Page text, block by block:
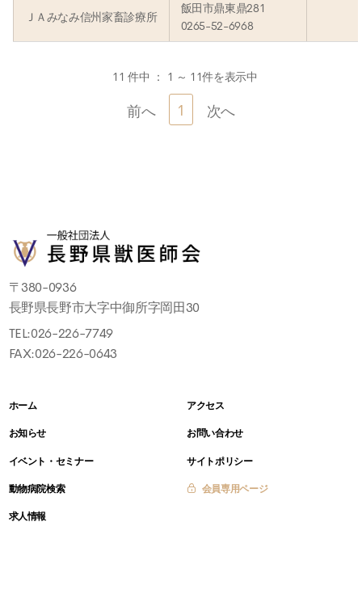
ＪＡみなみ信州家畜診療所
飯田市鼎東鼎281
0265-52-6968
11 件中 ： 1 ～ 11件を表示中
前へ 1 次へ
〒380-0936
長野県長野市大字中御所字岡田30
TEL:026-226-7749
FAX:026-226-0643
ホーム
お知らせ
イベント・セミナー
動物病院検索
求人情報
アクセス
お問い合わせ
サイトポリシー
会員専用ページ